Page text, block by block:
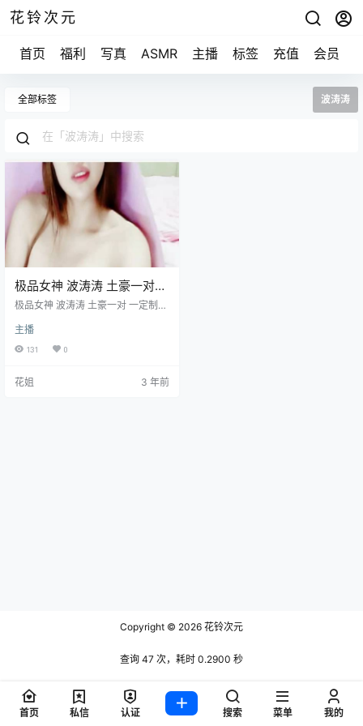
花铃次元
首页 福利 写真 ASMR 主播 标签 充值 会员
全部标签 波涛涛
极品女神 波涛涛 土豪一对
一定制视频 [1V+494M]
极品女神 波涛涛 土豪一对 一定制视
主播
131 0
花姐 3 年前
Copyright © 2026 花铃次元
查询 47 次，耗时 0.2900 秒
首页 私信 认证 搜索 菜单 我的